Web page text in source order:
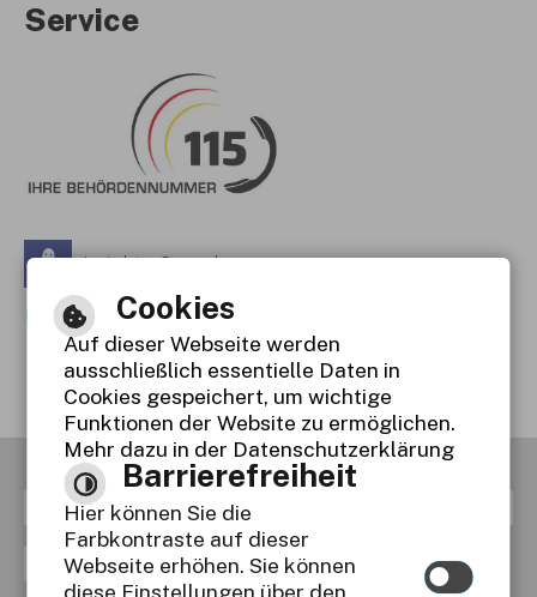
Service
Leichte Sprache
Gebärdensprache
Barrierefreie Ansicht
RSS Inhaltsverzeichnis
Datenschutzerklärung
Cookies
Auf dieser Webseite werden
ausschließlich essentielle Daten in
Cookies gespeichert, um wichtige
Funktionen der Website zu ermöglichen.
Mehr dazu in der Datenschutzerklärung
Barrierefreiheit
Hier können Sie die
Farbkontraste auf dieser
Webseite erhöhen. Sie können
diese Einstellungen über den